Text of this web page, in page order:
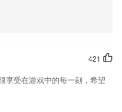
421
享受在游戏中的每一刻，希望